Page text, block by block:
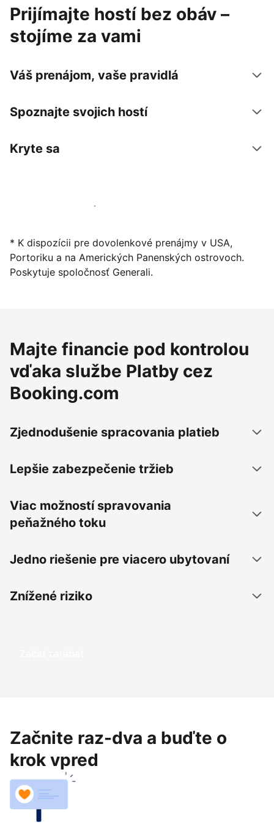
Prijímajte hostí bez obáv –
stojíme za vami
Váš prenájom, vaše pravidlá
Spoznajte svojich hostí
Kryte sa
Začať ponúkať svoje ubytovanie
* K dispozícii pre dovolenkové prenájmy v USA,
Portoriku a na Amerických Panenských ostrovoch.
Poskytuje spoločnosť Generali.
Majte financie pod kontrolou
vďaka službe Platby cez
Booking.com
Zjednodušenie spracovania platieb
Lepšie zabezpečenie tržieb
Viac možností spravovania
peňažného toku
Jedno riešenie pre viacero ubytovaní
Znížené riziko
Začať zarábať
Začnite raz-dva a buďte o
krok vpred